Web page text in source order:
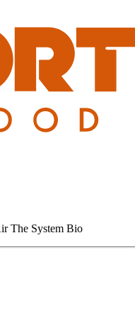
The System Bio